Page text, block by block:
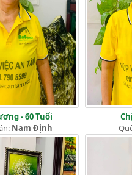
- 60 Tuổi
Nam Định